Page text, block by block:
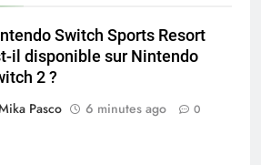
Switch Sports Resort
il disponible sur Nintendo
2 ?
Pasco
6 minutes ago 0